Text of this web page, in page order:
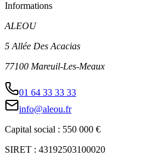
Informations
ALEOU
5 Allée Des Acacias
77100 Mareuil-Les-Meaux
01 64 33 33 33
info@aleou.fr
Capital social : 550 000 €
SIRET : 43192503100020